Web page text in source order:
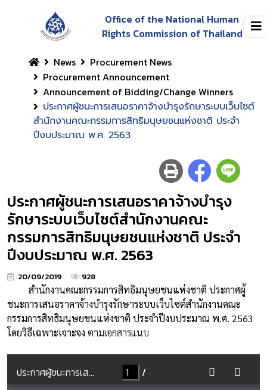
Office of the National Human
Rights Commission of Thailand
News
Procurement News
Procurement Announcement
Announcement of Bidding/Change Winners
ประกาศผู้ชนะการเสนอราคาจ้างบำรุงรักษาระบบเว็บไซต์
สำนักงานคณะกรรมการสิทธิมนุษยชนแห่งชาติ ประจำ
ปีงบประมาณ พ.ศ. 2563
ประกาศผู้ชนะการเสนอราคาจ้างบำรุง
รักษาระบบเว็บไซต์สำนักงานคณะ
กรรมการสิทธิมนุษยชนแห่งชาติ ประจำ
ปีงบประมาณ พ.ศ. 2563
20/09/2019 928
สำนักงานคณะกรรมการสิทธิมนุษยชนแห่งชาติ ประกาศผู้
ชนะการเสนอราคาจ้างบำรุงรักษาระบบเว็บไซต์สำนักงานคณะ
กรรมการสิทธิมนุษยชนแห่งชาติ ประจำปีงบประมาณ พ.ศ. 2563
โดยวิธีเฉพาะเจาะจง ตามเอกสารแนบ